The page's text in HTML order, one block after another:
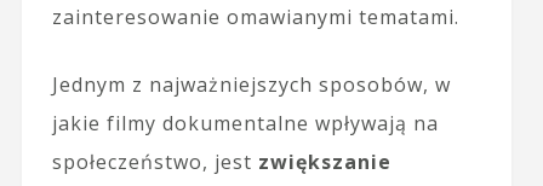
zainteresowanie omawianymi tematami.
Jednym z najważniejszych sposobów, w
jakie filmy dokumentalne wpływają na
społeczeństwo, jest zwiększanie